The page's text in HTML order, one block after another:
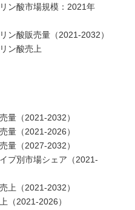
ン酸市場規模：2021年
ン酸販売量（2021-2032）
ン酸売上
量（2021-2032）
量（2021-2026）
量（2027-2032）
プ別市場シェア（2021-
上（2021-2032）
（2021-2026）